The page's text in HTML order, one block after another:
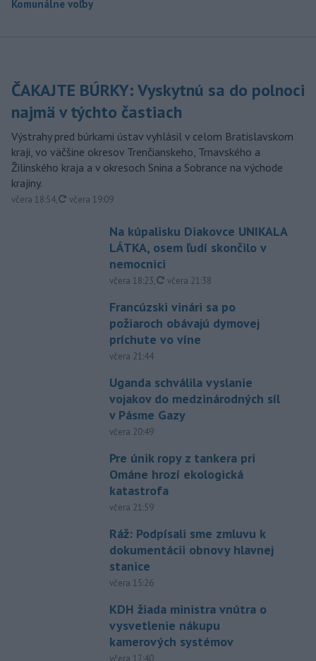
Komunálne voľby
ČAKAJTE BÚRKY: Vyskytnú sa do polnoci
najmä v týchto častiach
Výstrahy pred búrkami ústav vyhlásil v celom Bratislavskom
kraji, vo väčšine okresov Trenčianskeho, Trnavského a
Žilinského kraja a v okresoch Snina a Sobrance na východe
krajiny.
včera 18:54, aktualizované
včera 19:09
Na kúpalisku Diakovce UNIKALA
LÁTKA, osem ľudí skončilo v
nemocnici
včera 18:23, aktualizované
včera 21:38
Francúzski vinári sa po
požiaroch obávajú dymovej
príchute vo víne
včera 21:44
Uganda schválila vyslanie
vojakov do medzinárodných síl
v Pásme Gazy
včera 20:49
Pre únik ropy z tankera pri
Ománe hrozí ekologická
katastrofa
včera 21:59
Ráž: Podpísali sme zmluvu k
dokumentácii obnovy hlavnej
stanice
včera 15:26
KDH žiada ministra vnútra o
vysvetlenie nákupu
kamerových systémov
včera 17:40